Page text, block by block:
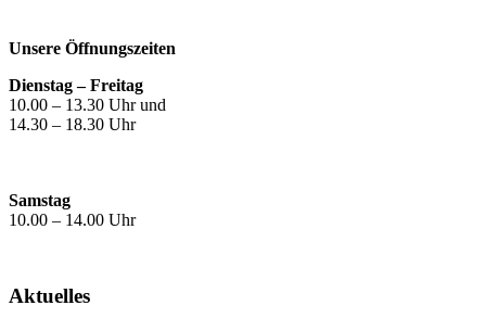
Unsere Öffnungszeiten
Dienstag – Freitag
10.00 – 13.30 Uhr und
14.30 – 18.30 Uhr
Samstag
10.00 – 14.00 Uhr
Aktuelles